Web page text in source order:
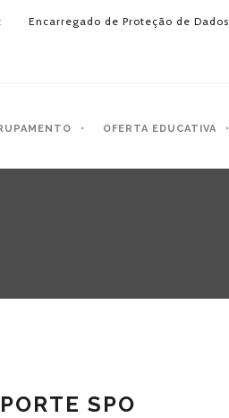
Encarregado de Proteção de Dados
OFERTA EDUCATIVA
SPO